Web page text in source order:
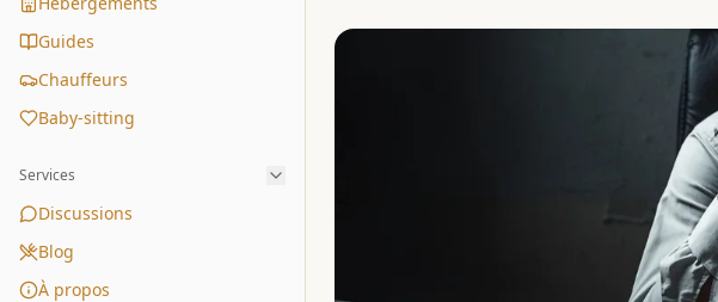
Guides
Chauffeurs
Baby-sitting
Services
Discussions
Blog
À propos